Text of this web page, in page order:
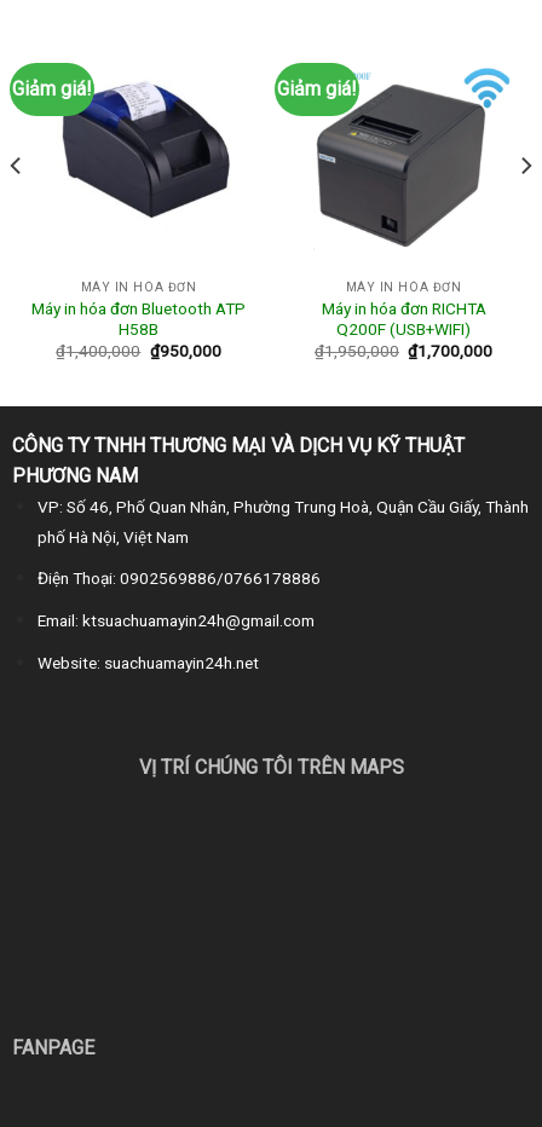
Giảm giá!
MÁY IN HÓA ĐƠN
Máy in hóa đơn Bluetooth ATP
H58B
₫1,400,000 ₫950,000
Giảm giá!
MÁY IN HÓA ĐƠN
Máy in hóa đơn RICHTA
Q200F (USB+WIFI)
₫1,950,000 ₫1,700,000
CÔNG TY TNHH THƯƠNG MẠI VÀ DỊCH VỤ KỸ THUẬT
PHƯƠNG NAM
VP: Số 46, Phố Quan Nhân, Phường Trung Hoà, Quận Cầu Giấy, Thành
phố Hà Nội, Việt Nam
Điện Thoại: 0902569886/0766178886
Email: ktsuachuamayin24h@gmail.com
Website: suachuamayin24h.net
VỊ TRÍ CHÚNG TÔI TRÊN MAPS
FANPAGE